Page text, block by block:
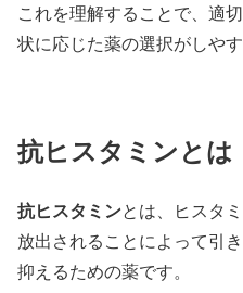
これを理解することで、適
状に応じた薬の選択がしやす
抗ヒスタミンとは
抗ヒスタミンとは、ヒスタ
放出されることによって引
抑えるための薬です。